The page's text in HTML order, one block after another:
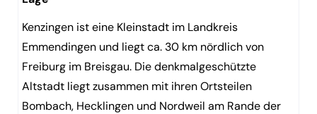
Kenzingen ist eine Kleinstadt im Landkreis
Emmendingen und liegt ca. 30 km nördlich von
Freiburg im Breisgau. Die denkmalgeschützte
Altstadt liegt zusammen mit ihren Ortsteilen
Bombach, Hecklingen und Nordweil am Rande der